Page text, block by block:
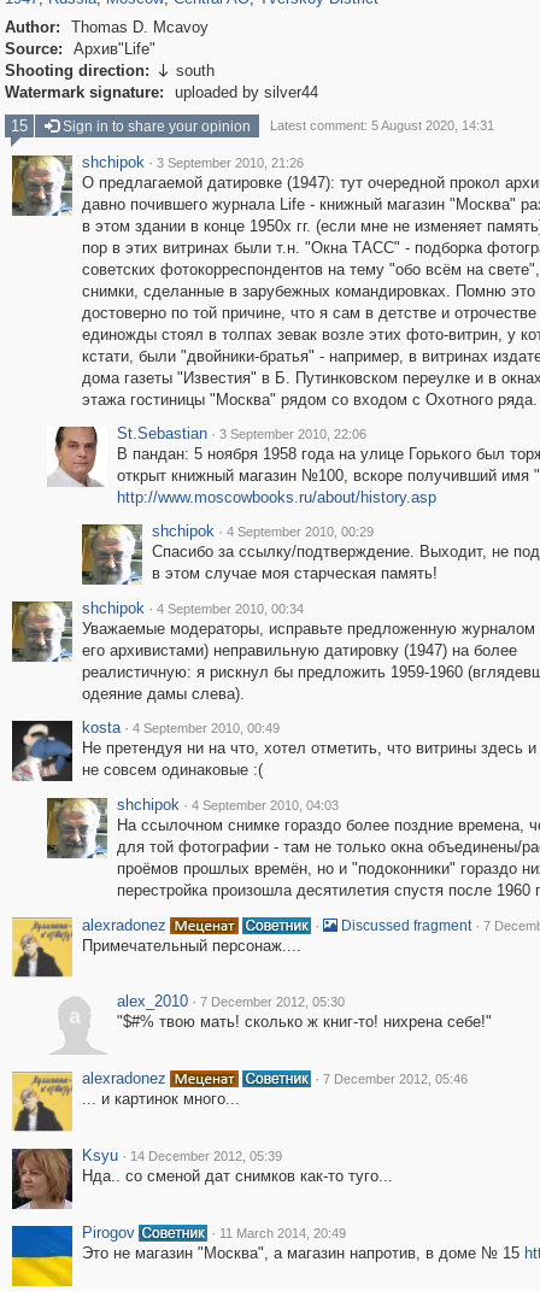
Author:
Thomas D. Mcavoy
Source:
Архив"Life"
Shooting direction:  south
Watermark signature:
uploaded by silver44
15
Sign in to share your opinion Latest comment: 5 August 2020, 14:31
shchipok · 3 September 2010, 21:26
О предлагаемой датировке (1947): тут очередной прокол
давно почившего журнала Life - книжный магазин "Москва"
в этом здании в конце 1950х гг. (если мне не изменяет
пор в этих витринах были т.н. "Окна ТАСС" - подборка
советских фотокорреспондентов на тему "обо всём на
снимки, сделанные в зарубежных командировках. Помню это
достоверно по той причине, что я сам в детстве и отрочестве
единожды стоял в толпах зевак возле этих фото-витрин, у
кстати, были "двойники-братья" - например, в витринах
дома газеты "Известия" в Б. Путинковском переулке и в
этажа гостиницы "Москва" рядом со входом с Охотного ряда.
St.Sebastian · 3 September 2010, 22:06
В пандан: 5 ноября 1958 года на улице Горького был
открыт книжный магазин №100, вскоре получивший имя
http://www.moscowbooks.ru/about/history.asp
shchipok · 4 September 2010, 00:29
Спасибо за ссылку/подтверждение. Выходит, не
в этом случае моя старческая память!
shchipok · 4 September 2010, 00:34
Уважаемые модераторы, исправьте предложенную журналом
его архивистами) неправильную датировку (1947) на более
реалистичную: я рискнул бы предложить 1959-1960
одеяние дамы слева).
kosta · 4 September 2010, 00:49
Не претендуя ни на что, хотел отметить, что витрины здесь
не совсем одинаковые :(
shchipok · 4 September 2010, 04:03
На ссылочном снимке гораздо более поздние времена,
для той фотографии - там не только окна объединены/
проёмов прошлых времён, но и "подоконники" гораздо
перестройка произошла десятилетия спустя после 1960
alexradonez
· Discussed fragment · 7
Примечательный персонаж....
a
alex_2010 · 7 December 2012, 05:30
"$#% твою мать! сколько ж книг-то! нихрена себе!"
alexradonez · 7 December 2012, 05:46
... и картинок много...
Ksyu · 14 December 2012, 05:39
Нда.. со сменой дат снимков как-то туго...
Pirogov · 11 March 2014, 20:49
Это не магазин "Москва", а магазин напротив, в доме № 15